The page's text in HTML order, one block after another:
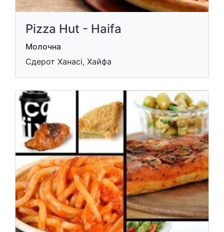
Pizza Hut - Haifa
Молочна
Сдерот Ханасі, Хайфа